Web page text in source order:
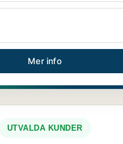
Mer info
UTVALDA KUNDER